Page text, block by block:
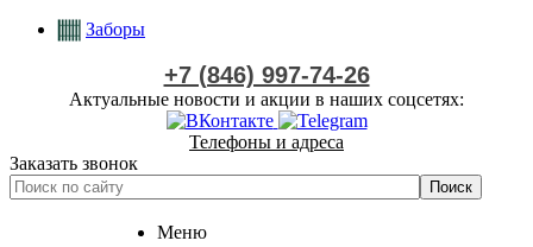
Заборы
+7 (846) 997-74-26
Актуальные новости и акции в наших соцсетях:
Телефоны и адреса
Заказать звонок
Меню